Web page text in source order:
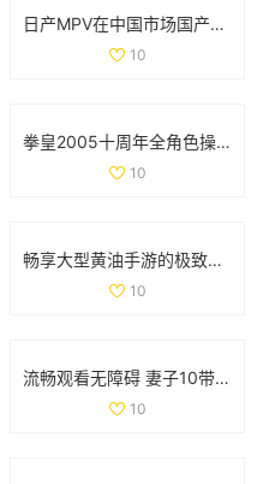
日产MPV在中国市场国产化进程如何？探索背后原因与影响
10
拳皇2005十周年全角色操作技巧详解与摇杆指南
10
畅享大型黄油手游的极致体验，探索IOS平台新世界
10
流畅观看无障碍 妻子10带你畅享高清电视精彩内容
10